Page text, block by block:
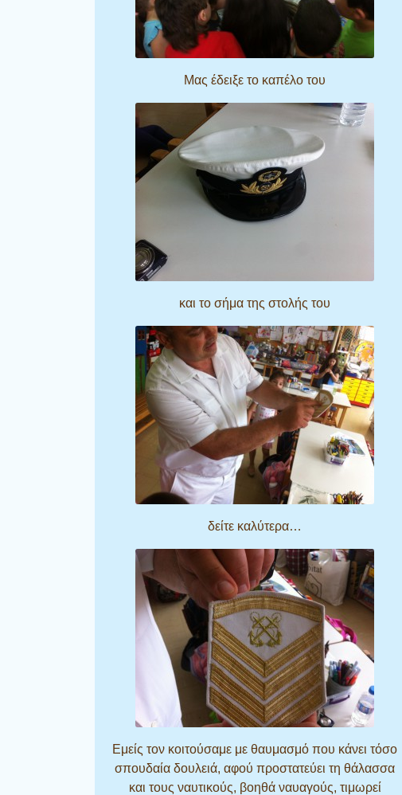
Μας έδειξε το καπέλο του
και το σήμα της στολής του
δείτε καλύτερα…
Εμείς τον κοιτούσαμε με θαυμασμό που κάνει τόσο
σπουδαία δουλειά, αφού προστατεύει τη θάλασσα
και τους ναυτικούς, βοηθά ναυαγούς, τιμωρεί